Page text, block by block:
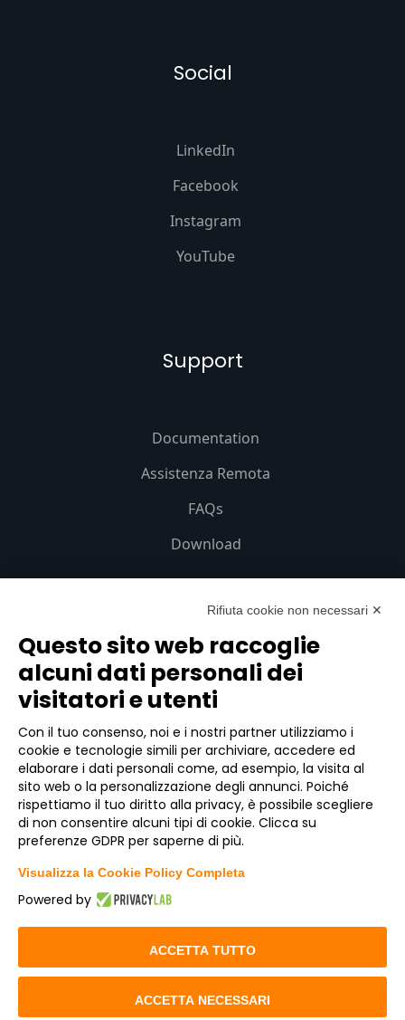
Social
LinkedIn
Facebook
Instagram
YouTube
Support
Documentation
Assistenza Remota
FAQs
Download
Links
About Us
Dove Siamo
Informativa Privacy
Partners
Contatti
© Gendata 2023 All Rights Reserved
Rifiuta cookie non necessari ✕
Questo sito web raccoglie
alcuni dati personali dei
visitatori e utenti
Con il tuo consenso, noi e i nostri partner utilizziamo i
cookie e tecnologie simili per archiviare, accedere ed
elaborare i dati personali come, ad esempio, la visita al
sito web o la personalizzazione degli annunci. Poiché
rispettiamo il tuo diritto alla privacy, è possibile scegliere
di non consentire alcuni tipi di cookie. Clicca su
preferenze GDPR per saperne di più.
Visualizza la Cookie Policy Completa
Powered by
ACCETTA TUTTO
ACCETTA NECESSARI